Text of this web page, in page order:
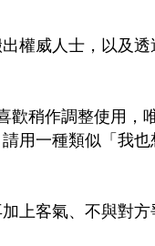
權威人士，以及
歡稍作調整使用，
請用一種類似「我
上客氣、不與對